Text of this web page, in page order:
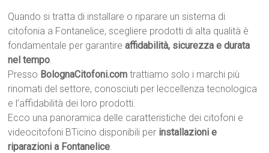
Quando si tratta di installare o riparare un sistema di
citofonia a Fontanelice, scegliere prodotti di alta qualità è
fondamentale per garantireaffidabilità, sicurezza e durata
nel tempo.
Presso BolognaCitofoni.com trattiamo solo i marchi più
rinomati del settore, conosciuti per leccellenza tecnologica
e l’affidabilità dei loro prodotti.
Ecco una panoramica delle caratteristiche dei citofoni e
videocitofoni BTicino disponibili per installazioni e
riparazioni a Fontanelice.